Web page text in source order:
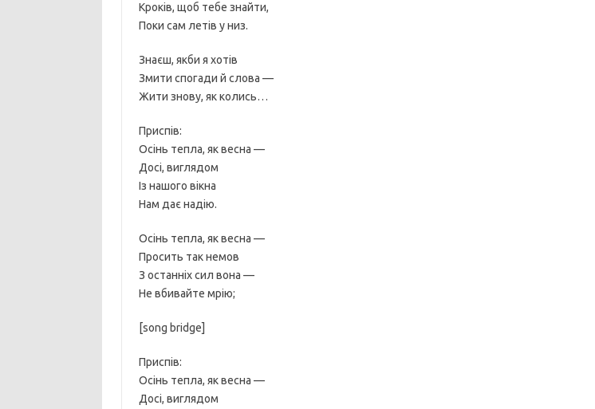
Кроків, щоб тебе знайти,
Поки сам летів у низ.
Знаєш, якби я хотів
Змити спогади й слова —
Жити знову, як колись…
Приспів:
Осінь тепла, як весна —
Досі, виглядом
Iз нашого вікна
Нам дає надію.
Осінь тепла, як весна —
Просить так немов
З останніх сил вона —
Не вбивайте мрію;
[song bridge]
Приспів:
Осінь тепла, як весна —
Досі, виглядом